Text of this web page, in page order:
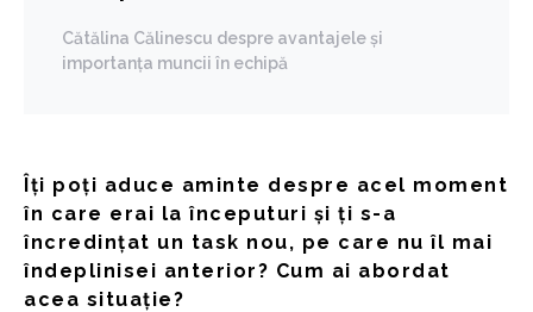
Cătălina Călinescu despre avantajele și
importanța muncii în echipă
Îți poți aduce aminte despre acel moment
în care erai la începuturi și ți s-a
încredințat un task nou, pe care nu îl mai
îndeplinisei anterior? Cum ai abordat
acea situație?